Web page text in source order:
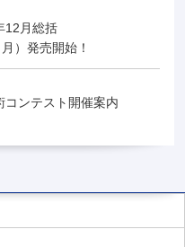
12月総括
）発売開始！
コンテスト開催案内